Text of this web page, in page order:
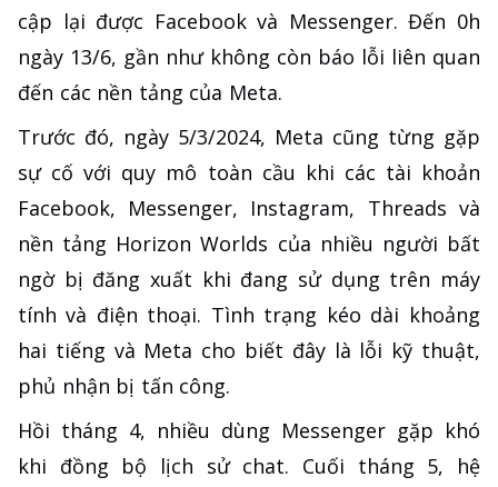
cập lại được Facebook và Messenger. Đến 0h
ngày 13/6, gần như không còn báo lỗi liên quan
đến các nền tảng của Meta.
Trước đó, ngày 5/3/2024, Meta cũng từng gặp
sự cố với quy mô toàn cầu khi các tài khoản
Facebook, Messenger, Instagram, Threads và
nền tảng Horizon Worlds của nhiều người bất
ngờ bị đăng xuất khi đang sử dụng trên máy
tính và điện thoại. Tình trạng kéo dài khoảng
hai tiếng và Meta cho biết đây là lỗi kỹ thuật,
phủ nhận bị tấn công.
Hồi tháng 4, nhiều dùng Messenger gặp khó
khi đồng bộ lịch sử chat. Cuối tháng 5, hệ